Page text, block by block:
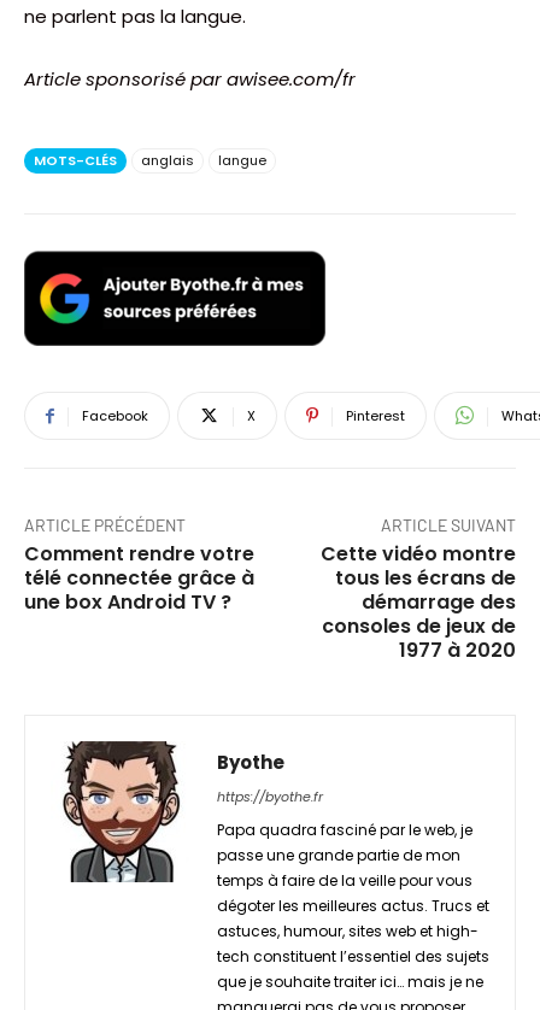
ne parlent pas la langue.
Article sponsorisé par awisee.com/fr
MOTS-CLÉS anglais langue
Facebook X Pinterest
ARTICLE PRÉCÉDENT
Comment rendre votre
télé connectée grâce à
une box Android TV ?
ARTICLE SUIVANT
Cette vidéo montre
tous les écrans de
démarrage des
consoles de jeux de
1977 à 2020
Byothe
https://byothe.fr
Papa quadra fasciné par le web, je
passe une grande partie de mon
temps à faire de la veille pour vous
dégoter les meilleures actus. Trucs et
astuces, humour, sites web et high-
tech constituent l’essentiel des sujets
que je souhaite traiter ici… mais je ne